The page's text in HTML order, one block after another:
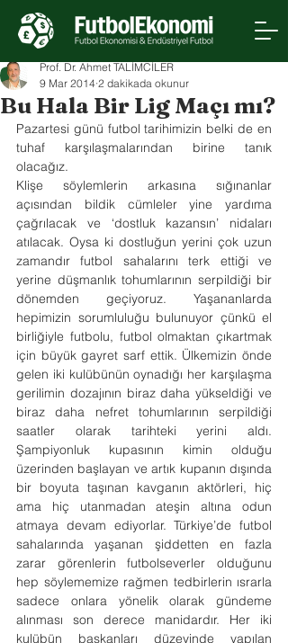
Bu Hala Bir Lig Maçı mı?
Prof. Dr. Ahmet TALİMCİLER
9 Mar 2014 2 dakikada okunur
Pazartesi günü futbol tarihimizin belki de en
tuhaf karşılaşmalarından birine tanık
olacağız.
Klişe söylemlerin arkasına sığınanlar
açısından bildik cümleler yine yardıma
çağrılacak ve ‘dostluk kazansın’ nidaları
atılacak. Oysa ki dostluğun yerini çok uzun
zamandır futbol sahalarını terk ettiği ve
yerine düşmanlık tohumlarının serpildiği bir
dönemden geçiyoruz. Yaşananlarda
hepimizin sorumluluğu bulunuyor çünkü el
birliğiyle futbolu, futbol olmaktan çıkartmak
için büyük gayret sarf ettik. Ülkemizin önde
gelen iki kulübünün oynadığı her karşılaşma
gerilimin dozajının biraz daha yükseldiği ve
biraz daha nefret tohumlarının serpildiği
saatler olarak tarihteki yerini aldı.
Şampiyonluk kupasının kimin olduğu
üzerinden başlayan ve artık kupanın dışında
bir boyuta taşınan kavganın aktörleri, hiç
ama hiç utanmadan ateşin altına odun
atmaya devam ediyorlar. Türkiye’de futbol
sahalarında yaşanan şiddetten en fazla
zarar görenlerin futbolseverler olduğunu
hep söylememize rağmen tedbirlerin ısrarla
sadece onlara yönelik olarak gündeme
alınması son derece manidardır. Her iki
kulübün başkanları düzeyinde yapılan